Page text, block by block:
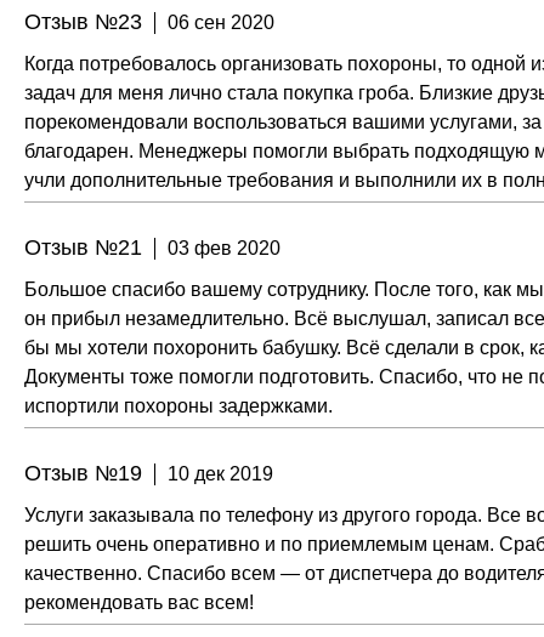
Отзыв №23
06 сен 2020
Когда потребовалось организовать похороны, то одной
задач для меня лично стала покупка гроба. Близкие
порекомендовали воспользоваться вашими услугами,
благодарен. Менеджеры помогли выбрать подходящую
учли дополнительные требования и выполнили их в
Отзыв №21
03 фев 2020
Большое спасибо вашему сотруднику. После того, как
он прибыл незамедлительно. Всё выслушал, записал
бы мы хотели похоронить бабушку. Всё сделали в срок,
Документы тоже помогли подготовить. Спасибо, что не
испортили похороны задержками.
Отзыв №19
10 дек 2019
Услуги заказывала по телефону из другого города. Все
решить очень оперативно и по приемлемым ценам.
качественно. Спасибо всем — от диспетчера до
рекомендовать вас всем!